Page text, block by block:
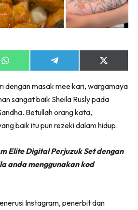
Share
on
Share
on
Share
on
(Twitter)
dengan masak mee kari, wargamaya
sangat baik Sheila Rusly pada
Betullah orang kata,
baik itu pun rezeki dalam hidup.
Elite Digital Perjuzuk Set dengan
anda menggunakan kod
Instagram, penerbit dan